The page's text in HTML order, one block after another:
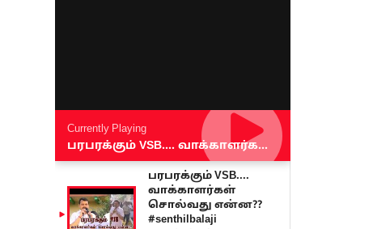
Currently Playing
பரபரக்கும் VSB.... வாக்காளர்கள் சொல்வது என்ன?? #senthilbalaji #erodeelection
பரபரக்கும் VSB....
வாக்காளர்கள்
சொல்வது என்ன??
#senthilbalaji